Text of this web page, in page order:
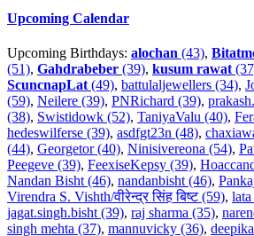
Upcoming Calendar
Upcoming Birthdays: alochan (43),
(51), Gahdrabeber (39), kusum rawat
ScuncnapLat(49), battulaljewellers (34),
(59), Neilere (39), PNRichard (39),
(38), Swistidowk (52), TaniyaValu (40),
hedeswilferse (39), asdfgt23n (48),
(44), Georgetor (40), Ninisivereona (54),
Peegeve (39), FeexiseKepsy (39),
Nandan Bisht (46), nandanbisht (46),
Virendra S. Vishth/वीरेन्द्र सिंह बिष्ट (59),
jagat.singh.bisht (39), raj sharma (35),
singh mehta (37), mannuvicky (36),